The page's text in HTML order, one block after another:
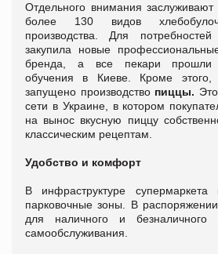
Отдельного внимания заслуживают
более 130 видов
производства. Для
закупила новые
бренда, а все пекари прошли
обучения в Киеве. Кроме этого,
запущено производство пиццы.
сети в Украине, в котором
на вынос вкусную пиццу
классическим рецептам.
Удобство и комфорт
В инфраструктуре супермаркета
парковочные зоны. В
для наличного и
самообслуживания.